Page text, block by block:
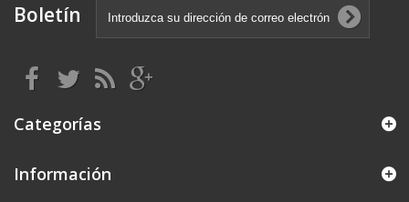
Boletín
Categorías
Información